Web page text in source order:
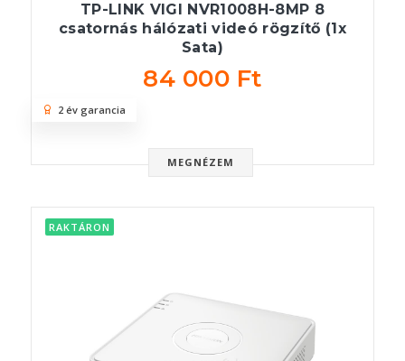
TP-LINK VIGI NVR1008H-8MP 8
csatornás hálózati videó rögzítő (1x
Sata)
84 000 Ft
MEGNÉZEM
2 év garancia
RAKTÁRON